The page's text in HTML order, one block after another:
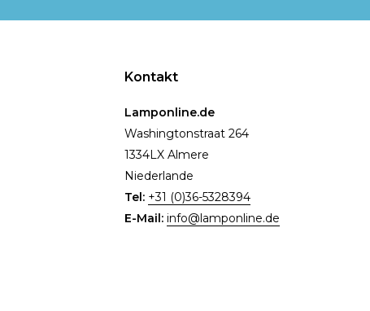
Kontakt
Lamponline.de
Washingtonstraat 264
1334LX Almere
Niederlande
Tel: +31 (0)36-5328394
E-Mail: info@lamponline.de